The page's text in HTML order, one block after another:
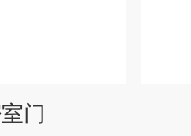
门